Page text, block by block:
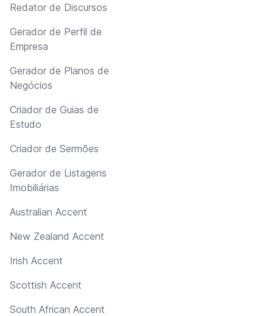
Redator de Discursos
Gerador de Perfil de
Empresa
Gerador de Planos de
Negócios
Criador de Guias de
Estudo
Criador de Sermões
Gerador de Listagens
Imobiliárias
Australian Accent
New Zealand Accent
Irish Accent
Scottish Accent
South African Accent